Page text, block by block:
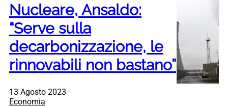
Nucleare, Ansaldo:
“Serve sulla
decarbonizzazione, le
rinnovabili non bastano”
13 Agosto 2023
Economia